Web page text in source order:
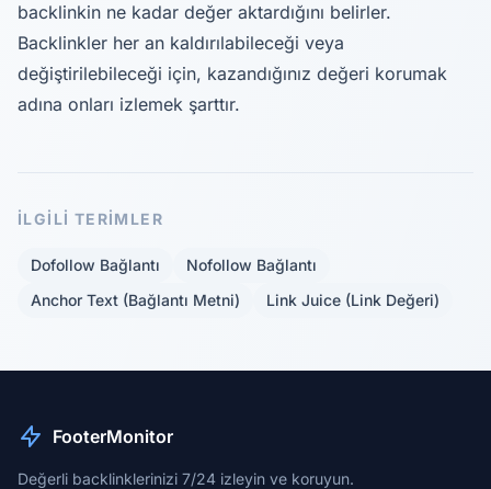
backlinkin ne kadar değer aktardığını belirler.
Backlinkler her an kaldırılabileceği veya
değiştirilebileceği için, kazandığınız değeri korumak
adına onları izlemek şarttır.
İLGILI TERIMLER
Dofollow Bağlantı
Nofollow Bağlantı
Anchor Text (Bağlantı Metni)
Link Juice (Link Değeri)
FooterMonitor
Değerli backlinklerinizi 7/24 izleyin ve koruyun.